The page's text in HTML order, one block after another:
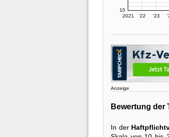
2021 '22 '23
10
Anzeige
Bewertung der
In der